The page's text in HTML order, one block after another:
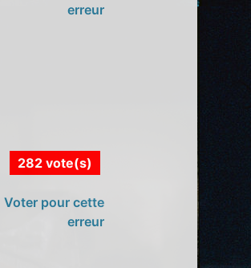
erreur
282 vote(s)
Voter pour cette
erreur